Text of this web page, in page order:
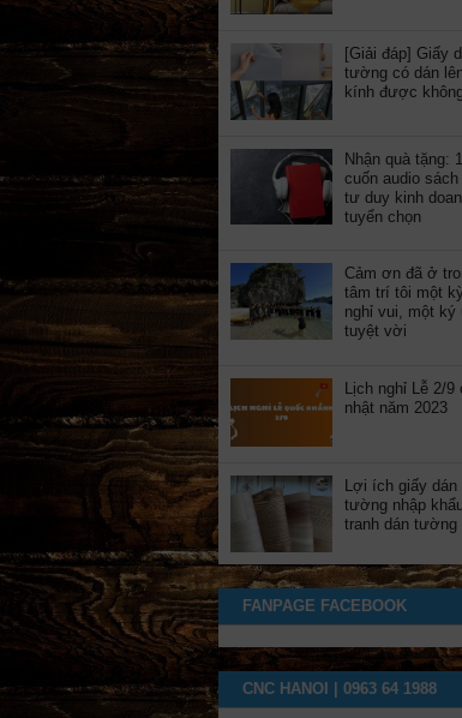
[Giải đáp] Giấy
tường có dán
kính được
Nhận quà tặng:
cuốn audio sách
tư duy kinh
tuyển chọn
Cảm ơn đã ở
tâm trí tôi một kỳ
nghỉ vui, một ký
tuyệt vời
Lịch nghỉ Lễ 2/9
nhật năm 2023
Lợi ích giấy dán
tường nhập
tranh dán tường
FANPAGE FACEBOOK
CNC HANOI | 0963 64 1988